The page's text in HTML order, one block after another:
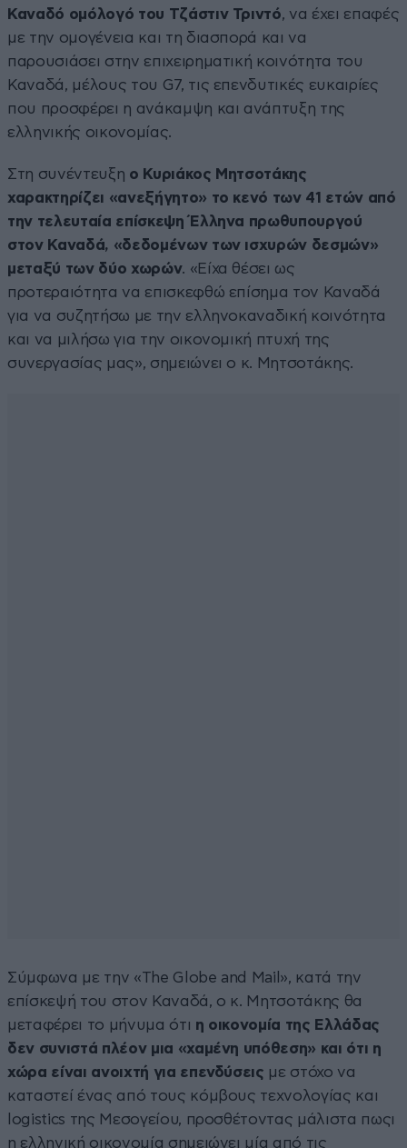
Καναδό ομόλογό του Τζάστιν Τριντό, να έχει επαφές
με την ομογένεια και τη διασπορά και να
παρουσιάσει στην επιχειρηματική κοινότητα του
Καναδά, μέλους του G7, τις επενδυτικές ευκαιρίες
που προσφέρει η ανάκαμψη και ανάπτυξη της
ελληνικής οικονομίας.
Στη συνέντευξη ο Κυριάκος Μητσοτάκης
χαρακτηρίζει «ανεξήγητο» το κενό των 41 ετών από
την τελευταία επίσκεψη Έλληνα πρωθυπουργού
στον Καναδά, «δεδομένων των ισχυρών δεσμών»
μεταξύ των δύο χωρών. «Είχα θέσει ως
προτεραιότητα να επισκεφθώ επίσημα τον Καναδά
για να συζητήσω με την ελληνοκαναδική κοινότητα
και να μιλήσω για την οικονομική πτυχή της
συνεργασίας μας», σημειώνει ο κ. Μητσοτάκης.
Σύμφωνα με την «The Globe and Mail», κατά την
επίσκεψή του στον Καναδά, ο κ. Μητσοτάκης θα
μεταφέρει το μήνυμα ότι η οικονομία της Ελλάδας
δεν συνιστά πλέον μια «χαμένη υπόθεση» και ότι η
χώρα είναι ανοιχτή για επενδύσεις με στόχο να
καταστεί ένας από τους κόμβους τεχνολογίας και
logistics της Μεσογείου, προσθέτοντας μάλιστα πωςι
η ελληνική οικονομία σημειώνει μία από τις